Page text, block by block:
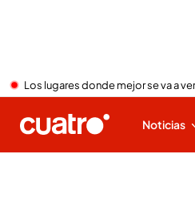
Los lugares donde mejor se va a
Noticias